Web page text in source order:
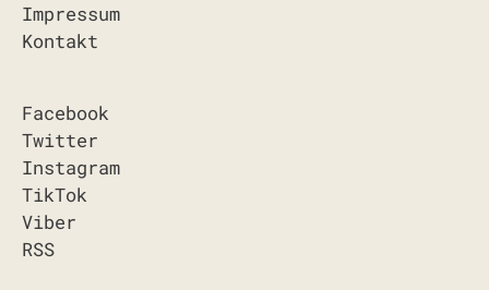
Impressum
Kontakt
Facebook
Twitter
Instagram
TikTok
Viber
RSS